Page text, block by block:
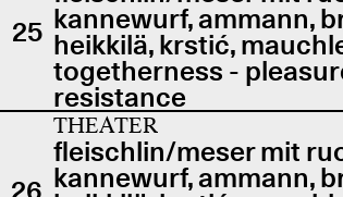
25 kannewurf, ammann,
heikkilä, krstić,
togetherness -
resistance
26
THEATER
fleischlin/meser mit
kannewurf, ammann,